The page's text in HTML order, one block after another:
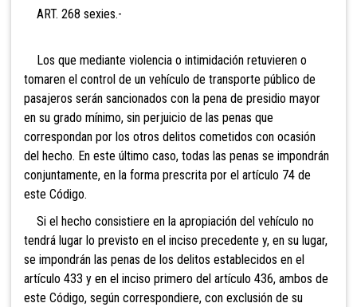
ART. 268 sexies.-
Los que mediante violencia o intimidación retuvieren o
tomaren el control de un vehículo de transporte público de
pasajeros serán sancionados con la pena de presidio mayor
en su grado mínimo, sin perjuicio de las penas que
correspondan por los otros delitos cometidos con ocasión
del hecho. En este último caso, todas las penas se impondrán
conjuntamente, en la forma prescrita por el artículo 74 de
este Código.
Si el hecho consistiere en la apropiación del vehículo no
tendrá lugar lo previsto en el inciso precedente y, en su lugar,
se impondrán las penas de los delitos establecidos en el
artículo 433 y en el inciso primero del artículo 436, ambos de
este Código, según correspondiere, con exclusión de su